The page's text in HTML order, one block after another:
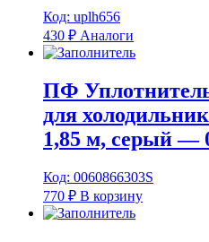
Код: uplh656
430 ₽ Аналоги
ПФ
для
1,85 м, серый —
Код: 0060866303S
770 ₽ В корзину